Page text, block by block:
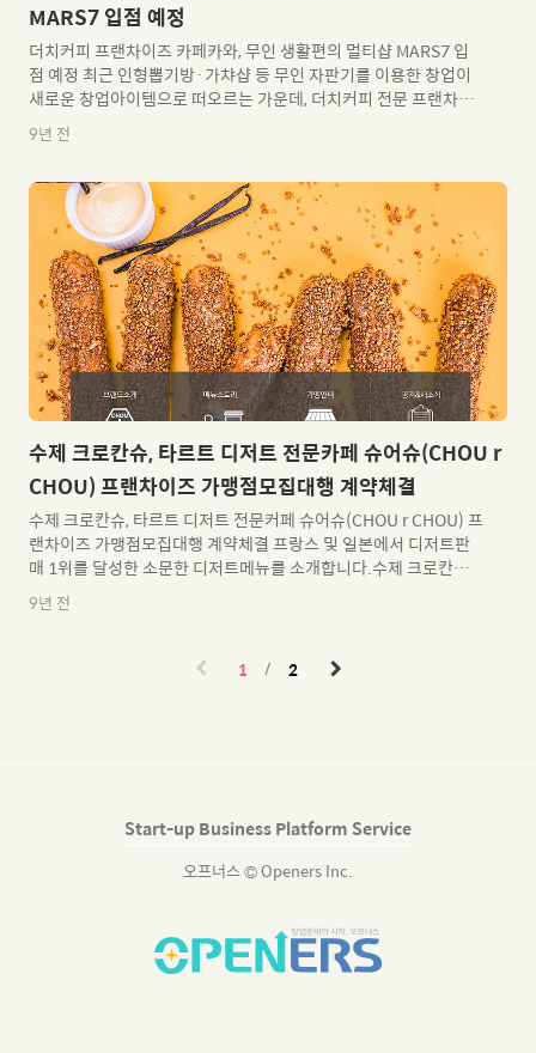
MARS7 입점 예정
더치커피 프랜차이즈 카페카와, 무인 생활편의 멀티샵 MARS7 입
점 예정 최근 인형뽑기방·가챠샵 등 무인 자판기를 이용한 창업이
새로운 창업아이템으로 떠오르는 가운데, 더치커피 전문 프랜차이
즈 카페카와가 VRC와 제휴를 통해 무인 생활편의 멀티샵에 Shop
in Shop으로 입점해 새롭게 영역을 확장한다고 밝혔다. 2018년부
미칠 것으로 예상된다. 직원의 수를 줄이거나 자동화 시스템을 도입
해 인건비를 줄여야만 적자를 면할 수 있다는 목소리가 지속적으로
나오고 있는 상황이다. 이러한 흐름 속에서 무인 자판기는 새롭게
떠오르는 하나의 방안으로 주목받고 있다. 더치커피를 전문적으로
다루는 프랜차이즈 카페카와는 이러한 시장의 흐름에 맞춰 VRC와
9년 전
수제 크로칸슈, 타르트 디저트 전문카페 슈어슈(CHOU r
CHOU) 프랜차이즈 가맹점모집대행 계약체결
수제 크로칸슈, 타르트 디저트 전문커페 슈어슈(CHOU r CHOU) 프
랜차이즈 가맹점모집대행 계약체결 프랑스 및 일본에서 디저트판
매 1위를 달성한 소문한 디저트메뉴를 소개합니다.수제 크로칸슈,
타르트 디저트 전문점 슈어슈 슈어슈 브랜드 소개 좋은 재료로 만들
어 건강하고매장에서 갓 구워넷 따듯한 디저트가 있는곳신선함과
이 일본 여행 중아주 특별한 일본의 디저트를 맛보게 되었습니다.
9년 전
1 2
Start-up Business Platform Service
오프너스 © Openers Inc.